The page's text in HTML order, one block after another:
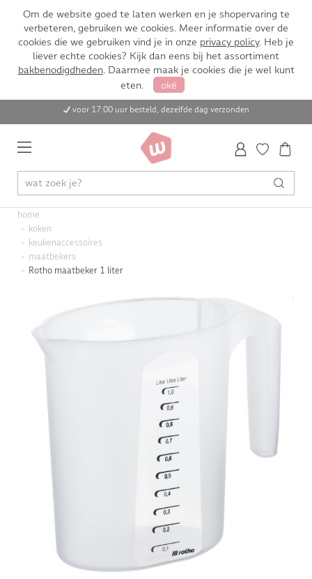
Om de website goed te laten werken en je shopervaring te
verbeteren, gebruiken we cookies. Meer informatie over de
cookies die we gebruiken vind je in onze privacy policy. Heb je
liever echte cookies? Kijk dan eens bij het assortiment
bakbenodigdheden. Daarmee maak je cookies die je wel kunt
eten.
oké
voor 17:00 uur besteld, dezelfde dag verzonden
home
koken
keukenaccessoires
maatbekers
Rotho maatbeker 1 liter